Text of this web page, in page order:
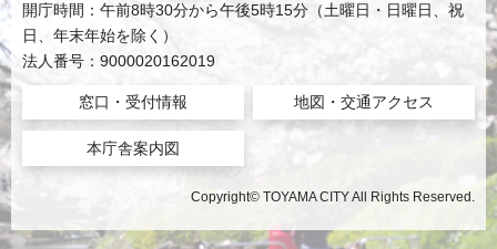
開庁時間：午前8時30分から午後5時15分（土曜日・日曜日、祝
日、年末年始を除く）
法人番号：9000020162019
窓口・受付情報 地図・交通アクセス
本庁舎案内図
Copyright© TOYAMA CITY All Rights Reserved.